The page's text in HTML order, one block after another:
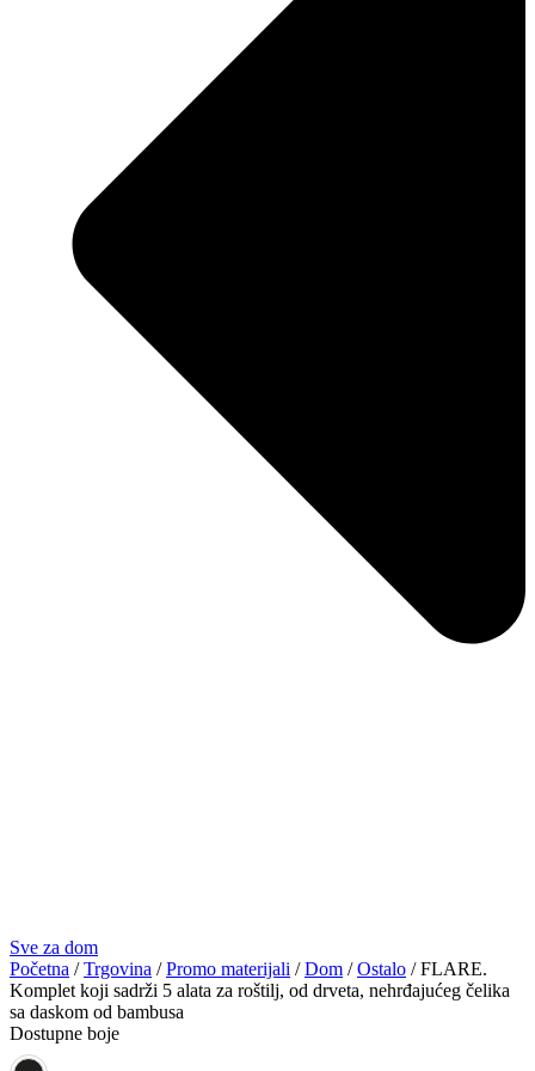
Sve za dom
Početna /Trgovina /Promo materijali /Dom /Ostalo / FLARE.
Komplet koji sadrži 5 alata za roštilj, od drveta, nehrđajućeg čelika
sa daskom od bambusa
Dostupne boje